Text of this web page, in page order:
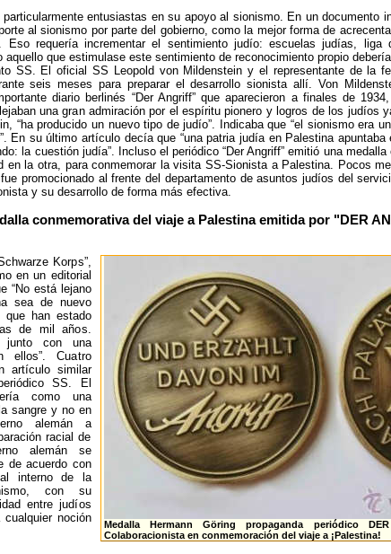
entusiastas en su apoyo al sionismo. En un documento
al sionismo por parte del gobierno, como la mejor forma de
Eso requería incrementar el sentimiento judío: escuelas judías, liga
que estimulase este sentimiento de reconocimiento propio
SS. El oficial SS Leopold von Mildenstein y el representante de la
seis meses para preparar el desarrollo sionista allí. Von
diario berlinés “Der Angriff” que aparecieron a finales de
una gran admiración por el espíritu pionero y logros de los judíos
“ha producido un nuevo tipo de judío”. Indicaba que “el sionismo era
En su último artículo decía que “una patria judía en Palestina
la cuestión judía”. Incluso el periódico “Der Angriff” emitió una
en la otra, para conmemorar la visita SS-Sionista a Palestina. Pocos
promocionado al frente del departamento de asuntos judíos del
y su desarrollo de forma más efectiva.
conmemorativa del viaje a Palestina emitida por "DER
Korps”,
en un editorial
“No está lejano
sea de nuevo
han estado
de mil años.
junto con una
ellos”. Cuatro
artículo similar
SS. El
como una
sangre y no en
alemán a
racial de
alemán se
de acuerdo con
interno de la
con su
entre judíos
noción
Medalla Hermann Göring propaganda periódico
Colaboracionista en conmemoración del viaje a ¡Palestina!